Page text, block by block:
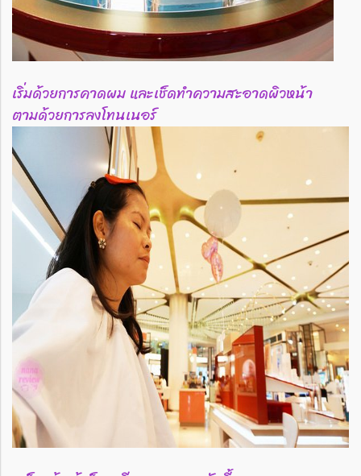
เริ่มด้วยการคาดผม และเช็ดทำความสะอาดผิวหน้า
ตามด้วยการลงโทนเนอร์